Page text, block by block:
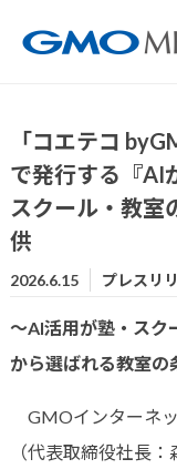
「コエテコ
で発行する『AI
スクール・教室
供
2026.6.15 プレスリ
〜AI活用が塾・スク
から選ばれる教室の
GMOインターネ
（代表取締役社長